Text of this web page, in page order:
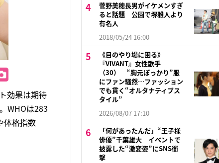
効果は期待
WHOは283
体格指数
菅野美穂長男がイケメンすぎ
ると話題 公園で堺雅人より
有名人
2018/05/24 16:00
《目のやり場に困る》
『VIVANT』女性歌手
（30） “胸元ぽっかり”服
にファン騒然…ファッション
でも貫く“オルタナティブス
タイル”
2026/08/07 17:10
「何があったんだ」“王子様
俳優”千葉雄大 イベントで
披露した“激変姿”にSNS衝
撃